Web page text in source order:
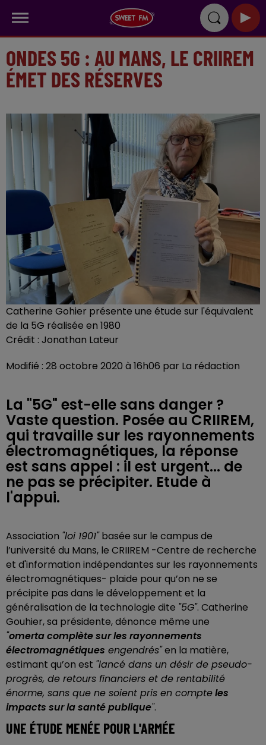
ONDES 5G : AU MANS, LE CRIIREM
ÉMET DES RÉSERVES
Catherine Gohier présente une étude sur l'équivalent
de la 5G réalisée en 1980
Crédit : Jonathan Lateur
Modifié : 28 octobre 2020 à 16h06 par La rédaction
La "5G" est-elle sans danger ?
Vaste question. Posée au CRIIREM,
qui travaille sur les rayonnements
électromagnétiques, la réponse
est sans appel : il est urgent... de
ne pas se précipiter. Etude à
l'appui.
Association "loi 1901"basée sur le campus de
l’université du Mans, le CRIIREM -Centre de recherche
et d'information indépendantes sur les rayonnements
électromagnétiques- plaide pour qu’on ne se
précipite pas dans le développement et la
généralisation de la technologie dite "5G". Catherine
Gouhier, sa présidente, dénonce même une
"omerta complète sur les rayonnements
électromagnétiques engendrés"en la matière,
estimant qu’on est "lancé dans un désir de pseudo-
progrès, de retours financiers et de rentabilité
énorme, sans que ne soient pris en compteles
impacts sur la santé publique".
UNE ÉTUDE MENÉE POUR L'ARMÉE